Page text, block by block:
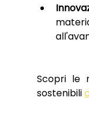
Scopri le
sostenibili